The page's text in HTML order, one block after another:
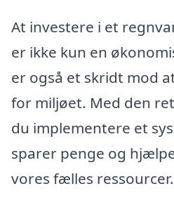
At investere i et
er ikke kun en
er også et skridt mod
for miljøet. Med den
du implementere et
sparer penge og
vores fælles ressourcer.